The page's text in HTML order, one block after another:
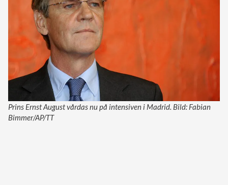
Prins Ernst August vårdas nu på intensiven i Madrid. Bild: Fabian
Bimmer/AP/TT